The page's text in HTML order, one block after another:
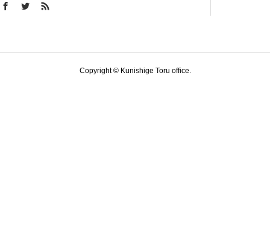
Copyright © Kunishige Toru office.